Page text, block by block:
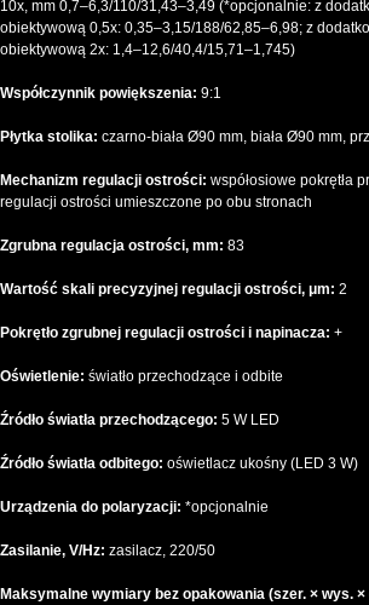
10x, mm 0,7–6,3/110/31,43–3,49 (*opcjonalnie: z
obiektywową 0,5x: 0,35–3,15/188/62,85–6,98; z
obiektywową 2x: 1,4–12,6/40,4/15,71–1,745)
Współczynnik powiększenia: 9:1
Płytka stolika: czarno-biała Ø90 mm, biała Ø90 mm,
Mechanizm regulacji ostrości: współosiowe pokrętła
regulacji ostrości umieszczone po obu stronach
Zgrubna regulacja ostrości, mm: 83
Wartość skali precyzyjnej regulacji ostrości, μm: 2
Pokrętło zgrubnej regulacji ostrości i napinacza: +
Oświetlenie: światło przechodzące i odbite
Źródło światła przechodzącego: 5 W LED
Źródło światła odbitego: oświetlacz ukośny (LED 3 W)
Urządzenia do polaryzacji: *opcjonalnie
Zasilanie, V/Hz: zasilacz, 220/50
Maksymalne wymiary bez opakowania (szer. × wys. ×